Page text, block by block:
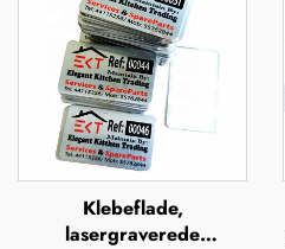
Klebeflade,
lasergraverede